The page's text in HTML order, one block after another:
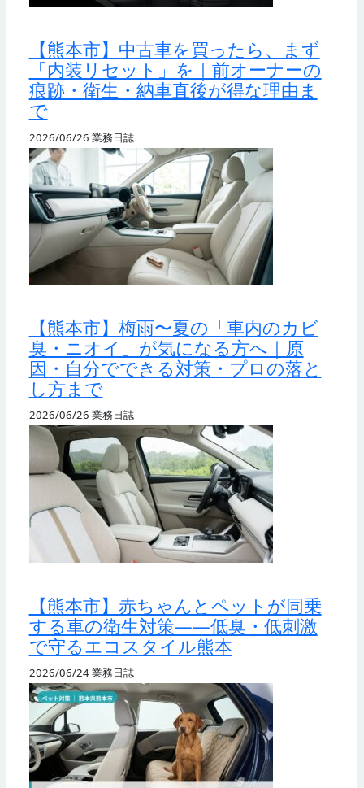
【熊本市】中古車を買ったら、まず
「内装リセット」を｜前オーナーの
痕跡・衛生・納車直後が得な理由ま
で
2026/06/26 業務日誌
【熊本市】梅雨〜夏の「車内のカビ
臭・ニオイ」が気になる方へ｜原
因・自分でできる対策・プロの落と
し方まで
2026/06/26 業務日誌
【熊本市】赤ちゃんとペットが同乗
する車の衛生対策——低臭・低刺激
で守るエコスタイル熊本
2026/06/24業務日誌